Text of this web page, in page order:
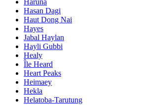
Hasan Dagi
Haut Dong Nai
Hayes
Jabal Haylan
Hayli Gubbi
Healy
Île Heard
Heart Peaks
Heimaey
Hekla
Helatoba-Tarutung